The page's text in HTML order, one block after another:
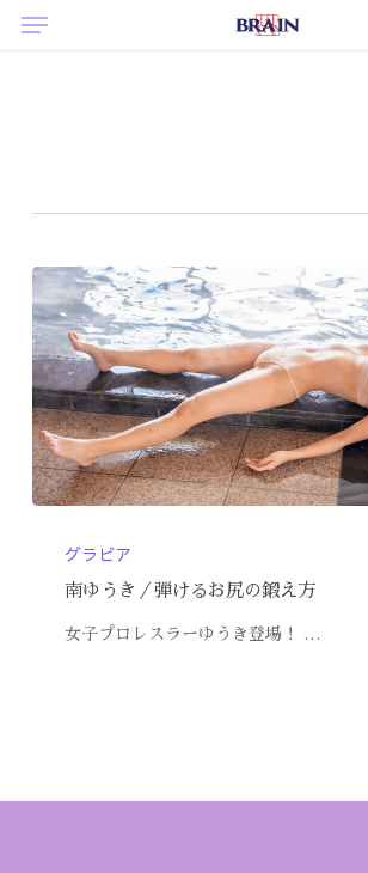
SkipMenu
グラビア
南ゆうき／弾けるお尻の鍛え方
女子プロレスラーゆうき登場！ …